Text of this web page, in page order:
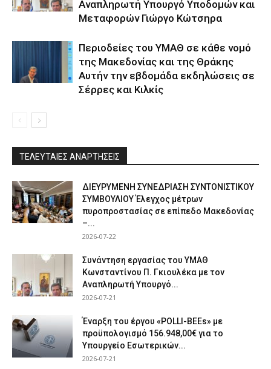
Αναπληρωτή Υπουργό Υποδομών και
Μεταφορών Γιώργο Κώτσηρα
Περιοδείες του ΥΜΑΘ σε κάθε νομό
της Μακεδονίας και της Θράκης
Αυτήν την εβδομάδα εκδηλώσεις σε
Σέρρες και Κιλκίς
ΤΕΛΕΥΤΑΙΕΣ ΑΝΑΡΤΗΣΕΙΣ
ΔΙΕΥΡΥΜΕΝΗ ΣΥΝΕΔΡΙΑΣΗ ΣΥΝΤΟΝΙΣΤΙΚΟΥ
ΣΥΜΒΟΥΛΙΟΥ Έλεγχος μέτρων
πυροπροστασίας σε επίπεδο Μακεδονίας
–...
2026-07-22
Συνάντηση εργασίας του ΥΜΑΘ
Κωνσταντίνου Π. Γκιουλέκα με τον
Αναπληρωτή Υπουργό...
2026-07-21
Έναρξη του έργου «POLLI-BEEs» με
προϋπολογισμό 156.948,00€ για το
Υπουργείο Εσωτερικών...
2026-07-21